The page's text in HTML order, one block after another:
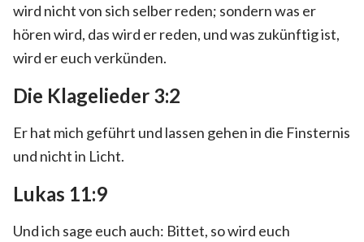
wird nicht von sich selber reden; sondern was er
hören wird, das wird er reden, und was zukünftig ist,
wird er euch verkünden.
Die Klagelieder 3:2
Er hat mich geführt und lassen gehen in die Finsternis
und nicht in Licht.
Lukas 11:9
Und ich sage euch auch: Bittet, so wird euch